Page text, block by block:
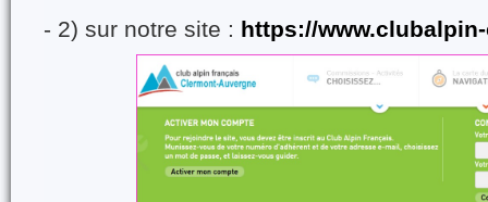
- 2) sur notre site : https://